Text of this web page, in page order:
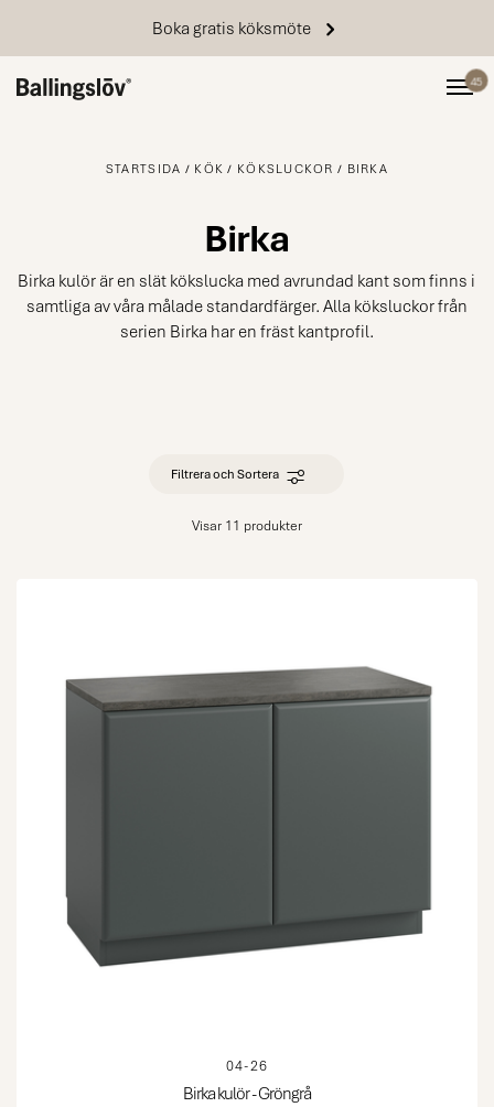
Boka gratis köksmöte
45
STARTSIDA KÖK KÖKSLUCKOR BIRKA
Birka
Birka kulör är en slät kökslucka med avrundad kant som finns i
samtliga av våra målade standardfärger. Alla köksluckor från
serien Birka har en fräst kantprofil.
Filtrera och Sortera
Visar 11 produkter
04-26
Birka kulör - Gröngrå